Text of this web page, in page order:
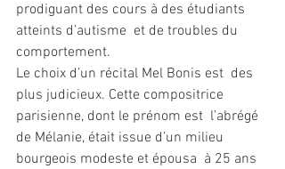
prodiguant des cours à des étudiants
atteints d’autisme  et de troubles du
comportement.
Le choix d’un récital Mel Bonis est  des
plus judicieux. Cette compositrice
parisienne, dont le prénom est  l’abrégé
de Mélanie, était issue d’un milieu
bourgeois modeste et épousa  à 25 ans